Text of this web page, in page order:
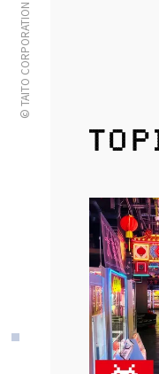
© TAITO CORPORATION